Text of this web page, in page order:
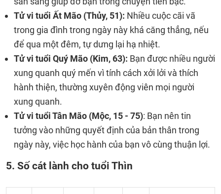
Tử vi tuổi Ất Mão (Thủy, 51): Nhiều cuộc cãi vã
trong gia đình trong ngày này khá căng thẳng, nếu
để qua một đêm, tự dưng lại hạ nhiệt.
Tử vi tuổi Quý Mão (Kim, 63): Bạn được nhiều người
xung quanh quý mến vì tính cách xởi lởi và thích
hành thiện, thường xuyên động viên mọi người
xung quanh.
Tử vi tuổi Tân Mão (Mộc, 15 - 75): Bạn nên tin
tưởng vào những quyết định của bản thân trong
ngày này, việc học hành của bạn vô cùng thuận lợi.
5. Số cát lành cho tuổi Thìn